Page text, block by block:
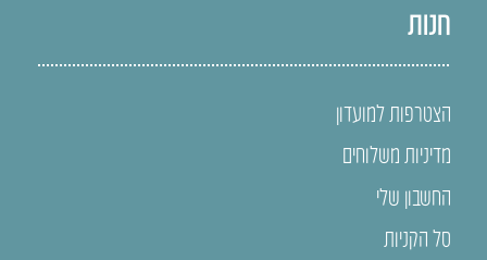
חנות
הצטרפות למועדון
מדיניות משלוחים
החשבון שלי
סל הקניות